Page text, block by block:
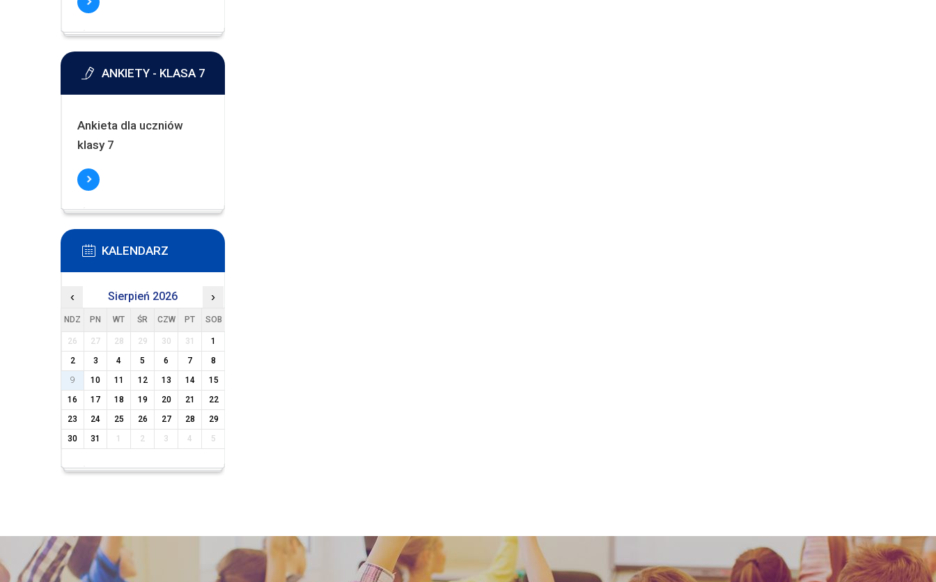
ANKIETY - KLASA 7
Ankieta dla uczniów
klasy 7
KALENDARZ
‹ Sierpień 2026 ›
NDZ PN WT ŚR CZW PT SOB
26 27 28 29 30 31
1
2
3 4 5 6 7
8
9
10 11 12 13 14
15
16
17 18 19 20 21
22
23
24 25 26 27 28
29
30
31 1 2 3 4 5